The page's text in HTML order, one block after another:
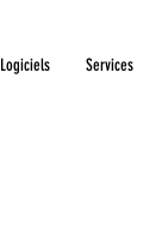
Logiciels Services